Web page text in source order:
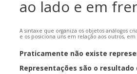
ao lado e em
A sintaxe que organiza os objetos análogos
e os posiciona uns em relação aos outros,
Praticamente não existe
Representações são o